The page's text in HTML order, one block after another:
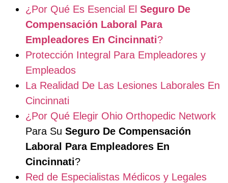
¿Por Qué Es Esencial El Seguro De
Compensación Laboral Para
Empleadores En Cincinnati?
Protección Integral Para Empleadores y
Empleados
La Realidad De Las Lesiones Laborales En
Cincinnati
¿Por Qué Elegir Ohio Orthopedic Network
Para Su Seguro De Compensación
Laboral Para Empleadores En
Cincinnati?
Red de Especialistas Médicos y Legales